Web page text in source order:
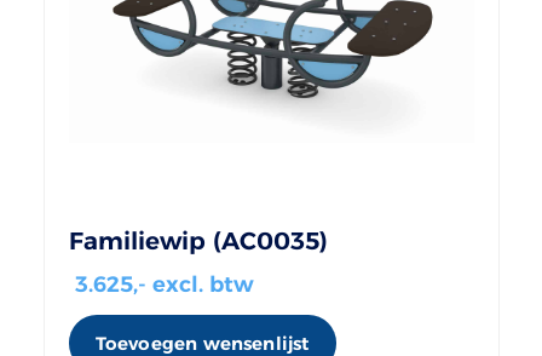
Familiewip (AC0035)
3.625,- excl. btw
Toevoegen wensenlijst